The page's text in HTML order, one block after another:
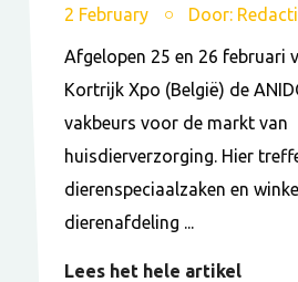
2 February Door:
Afgelopen 25 en 26 februari
Kortrijk Xpo (België) de
vakbeurs voor de markt van
huisdierverzorging. Hier
dierenspeciaalzaken en
dierenafdeling ...
Lees het hele artikel